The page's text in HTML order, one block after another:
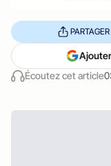
Écoutez cet article
PARTAGER